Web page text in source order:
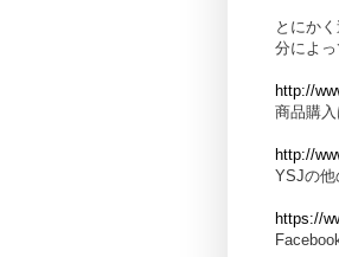
とにか
分によ
http://
商品購
http://
YSJの他
https://